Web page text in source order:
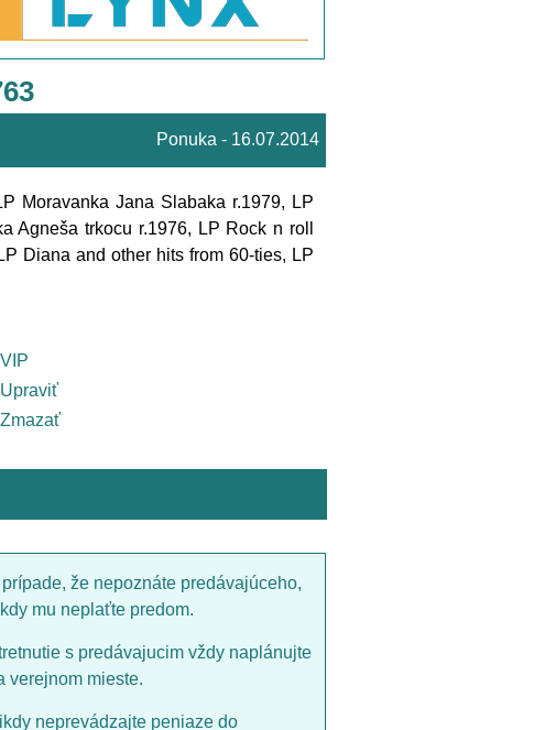
Ponuka - 16.07.2014
Moravanka Jana Slabaka r.1979, LP
Agneša trkocu r.1976, LP Rock n roll
Diana and other hits from 60-ties, LP
VIP
Upraviť
Zmazať
že nepoznáte predávajúceho,
mu neplaťte predom.
s predávajucim vždy naplánujte
verejnom mieste.
neprevádzajte peniaze do